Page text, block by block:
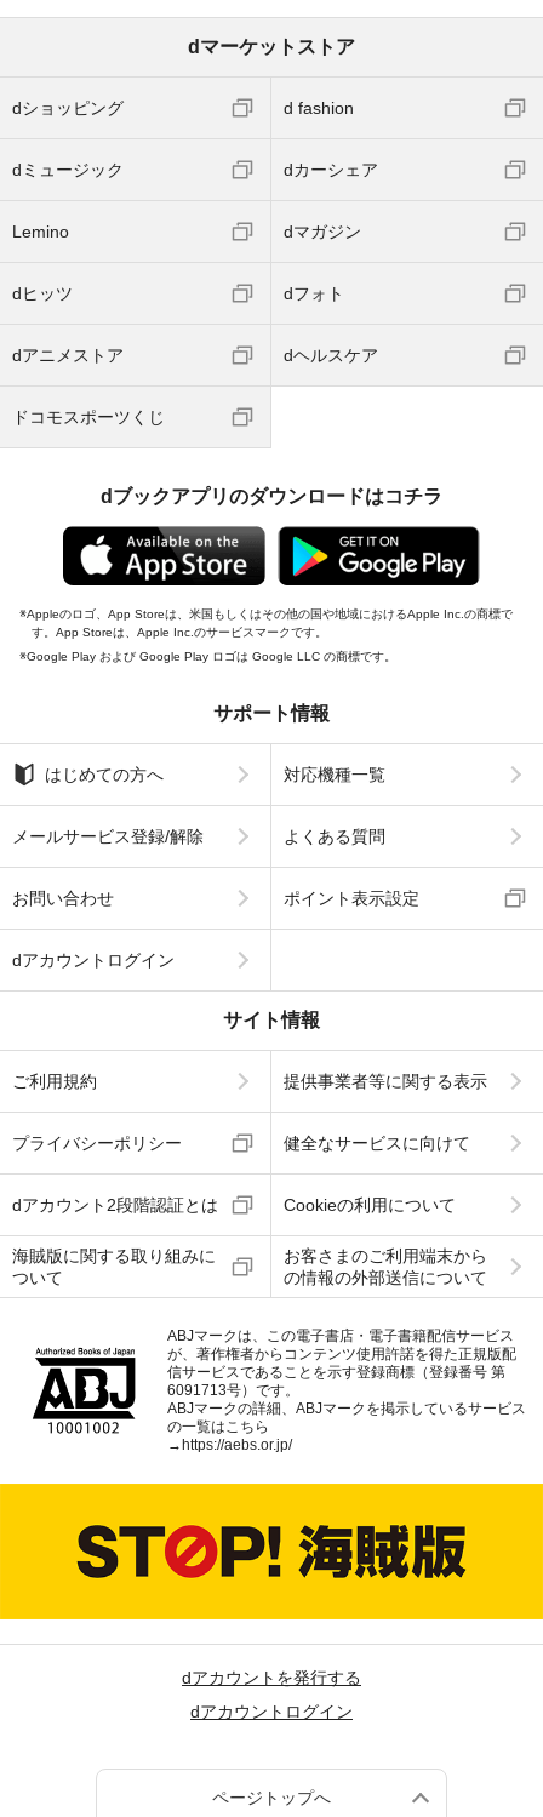
dマーケットストア
dショッピング d fashion
dミュージック dカーシェア
Lemino dマガジン
dヒッツ dフォト
dアニメストア dヘルスケア
ドコモスポーツくじ
dブックアプリのダウンロードはコチラ
Appleのロゴ、App Storeは、米国もしくはその他の国や地域におけるApple Inc.の商標で
す。App Storeは、Apple Inc.のサービスマークです。
Google Play および Google Play ロゴは Google LLC の商標です。
サポート情報
はじめての方へ 対応機種一覧
メールサービス登録/解除 よくある質問
お問い合わせ ポイント表示設定
dアカウントログイン
サイト情報
ご利用規約 提供事業者等に関する表示
プライバシーポリシー 健全なサービスに向けて
dアカウント2段階認証とは Cookieの利用について
海賊版に関する取り組みに
ついて
お客さまのご利用端末から
の情報の外部送信について
ABJマークは、この電子書店・電子書籍配信サービス
が、著作権者からコンテンツ使用許諾を得た正規版配
信サービスであることを示す登録商標（登録番号 第
6091713号）です。
ABJマークの詳細、ABJマークを掲示しているサービス
の一覧はこちら
→ https://aebs.or.jp/
dアカウントを発行する
dアカウントログイン
ページトップへ